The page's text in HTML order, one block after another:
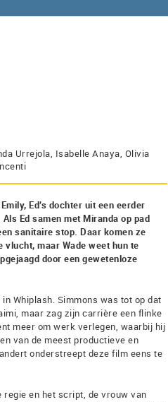
Urrejola, Isabelle Anaya, Olivia
Ed’s dochter uit een eerder
Ed samen met Miranda op pad
sanitaire stop. Daar komen ze
maar Wade weet hun te
door een gewetenloze
Whiplash. Simmons was tot op dat
maar zag zijn carrière een flinke
meer om werk verlegen, waarbij hij
van de meest productieve en
onderstreept deze film eens te
en het script, de vrouw van